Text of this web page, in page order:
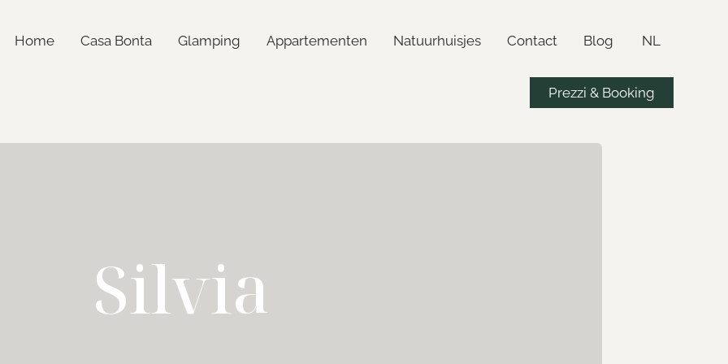
Home Casa Bonta Glamping Appartementen Natuurhuisjes Contact Blog NL
Prezzi & Booking
Silvia